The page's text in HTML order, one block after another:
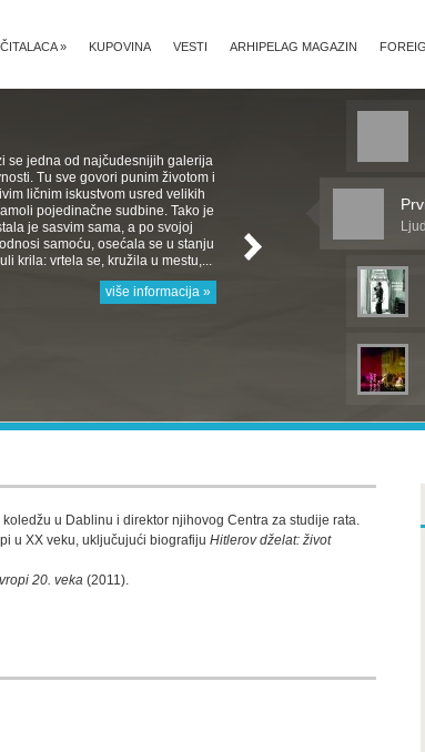
ARHIPELAG MAGAZIN
VESTI
KUPOVINA
»
se jedna od najčudesnijih galerija
Tu sve govori punim životom i
ličnim iskustvom usred velikih
pojedinačne sudbine. Tako je
je sasvim sama, a po svojoj
samoću, osećala se u stanju
krila: vrtela se, kružila u mestu,...
više informacija »
u Dablinu i direktor njihovog Centra za studije ra­­ta.
u XX veku, uključujući biografiju Hitlerov dželat: život
20. veka (2011).